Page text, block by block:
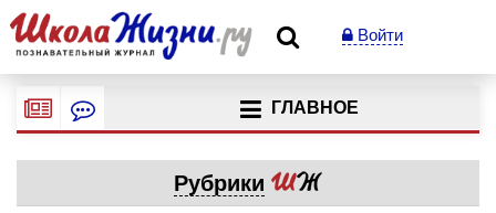
Войти
ГЛАВНОЕ
Рубрики